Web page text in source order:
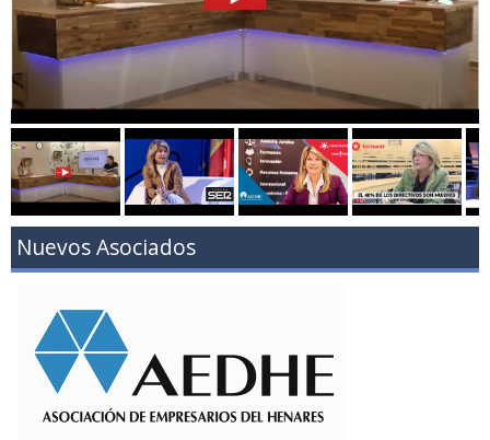
Nuevos Asociados